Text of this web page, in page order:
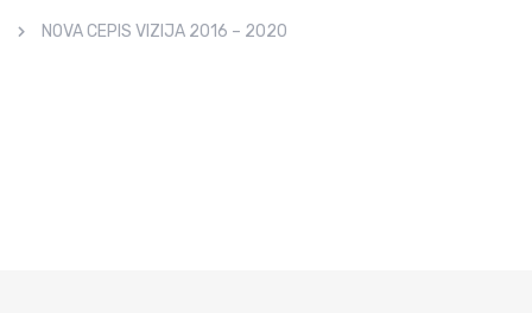
NOVA CEPIS VIZIJA 2016 – 2020